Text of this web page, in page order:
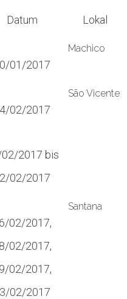
Datum Lokal
01/2017
Machico
02/2017
São Vicente
2017 bis
02/2017
02/2017,
02/2017,
02/2017,
02/2017
Santana